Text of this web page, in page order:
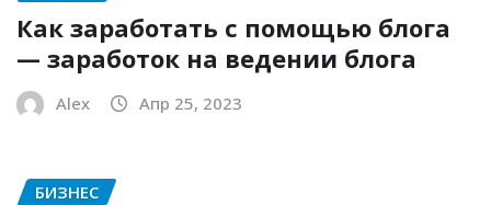
Как заработать с помощью блога
— заработок на ведении блога
Alex Апр 25, 2023
БИЗНЕС